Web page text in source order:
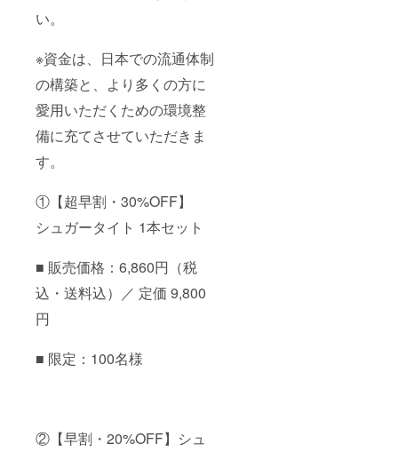
い。
※資金は、日本での流通体制
の構築と、より多くの方に
愛用いただくための環境整
備に充てさせていただきま
す。
①【超早割・30%OFF】
シュガータイト 1本セット
■ 販売価格：6,860円（税
込・送料込）／ 定価 9,800
円
■ 限定：100名様
②【早割・20%OFF】シュ